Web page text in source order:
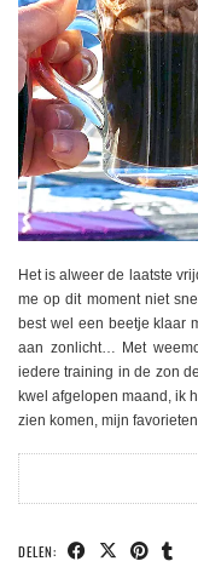
Het is alweer de laatste
me op dit moment niet
best wel een beetje klaar
aan zonlicht… Met
iedere training in de zon
kwel afgelopen maand, ik
zien komen, mijn
DELEN: